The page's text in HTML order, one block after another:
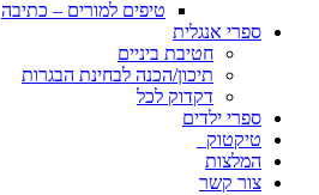
טיפים למורים – כתיבה
ספרי אנגלית
חטיבת ביניים
תיכון/הכנה לבחינת הבגרות
דקדוק לכל
ספרי ילדים
טיקטוק
המלצות
צור קשר